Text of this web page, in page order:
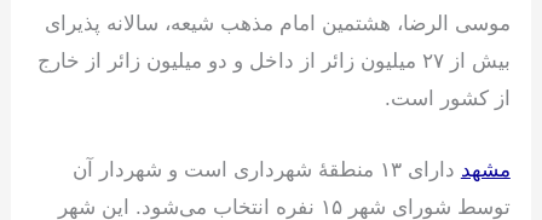
موسی الرضا، هشتمین امام مذهب شیعه، سالانه پذیرای
بیش از ۲۷ میلیون زائر از داخل و دو میلیون زائر از خارج
از کشور است.
مشهد
دارای ۱۳ منطقهٔ شهرداری است و شهردار آن
توسط شورای شهر ۱۵ نفره انتخاب می‌شود. این شهر